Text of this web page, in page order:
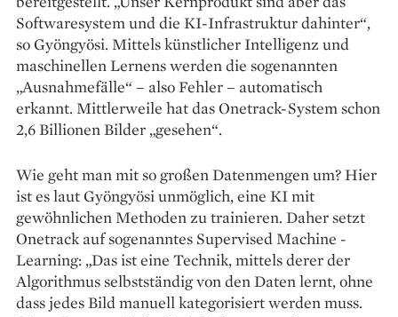
Softwaresystem und die KI-­Infrastruktur ­dahinter“,
so ­Gyöngyösi. Mittels künstlicher ­Intelligenz und
maschinellen Lernens werden die sogenannten
„Ausnahme­fälle“ – also Fehler – ­automatisch
erkannt. Mittler­weile hat das Onetrack-System schon
2,6 Billionen Bilder „gesehen“.
Wie geht man mit so großen Datenmengen um? Hier
ist es laut Gyöngyösi unmöglich, eine KI mit
gewöhnlichen Methoden zu trainieren. Daher setzt
Onetrack auf sogenanntes Supervised Machine ­
Learning: „Das ist eine Technik, mittels derer der
Algorithmus selbstständig von den Daten lernt, ohne
dass ­jedes Bild manuell kategorisiert ­werden muss.